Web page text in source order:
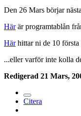
Den 26 Mars börjar
Härär programtablån
Härhittar ni de 10 första
...eller varför inte kolla
Redigerad 21 Mars,
Citera